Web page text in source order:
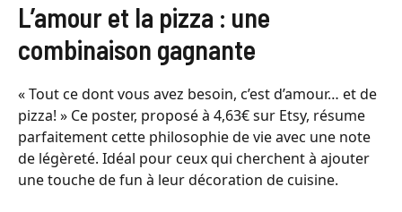
L’amour et la pizza : une
combinaison gagnante
« Tout ce dont vous avez besoin, c’est d’amour… et de
pizza! » Ce poster, proposé à 4,63€ sur Etsy, résume
parfaitement cette philosophie de vie avec une note
de légèreté. Idéal pour ceux qui cherchent à ajouter
une touche de fun à leur décoration de cuisine.